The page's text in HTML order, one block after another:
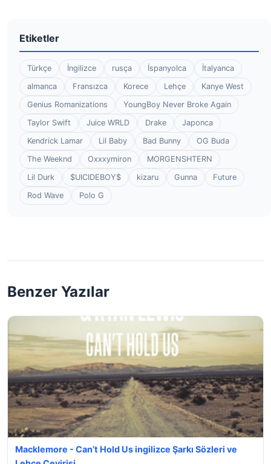
Etiketler
Türkçe İngilizce rusça İspanyolca
İtalyanca
almanca
Fransızca Korece Lehçe
Kanye West
Genius Romanizations
YoungBoy Never Broke Again
Taylor Swift
Juice WRLD Drake
Japonca
Kendrick Lamar
Lil Baby Bad Bunny
OG Buda
The Weeknd
Oxxxymiron
MORGENSHTERN
Lil Durk
$UICIDEBOY$ kizaru Gunna
Future
Rod Wave
Polo G
Benzer Yazılar
Macklemore - Can’t Hold Us ingilizce Şarkı Sözleri ve